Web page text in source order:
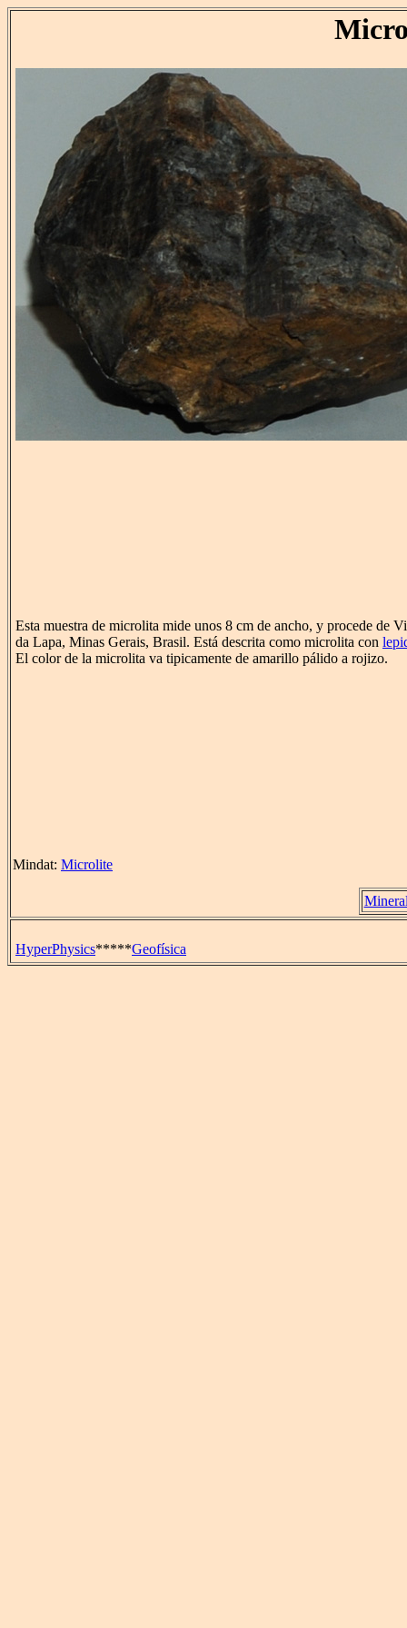
Esta muestra de microlita mide unos 8 cm de ancho, y procede de
da Lapa, Minas Gerais, Brasil. Está descrita como microlita con
El color de la microlita va tipicamente de amarillo pálido a rojizo.
Mindat: Microlite
HyperPhysics*****Geofísica